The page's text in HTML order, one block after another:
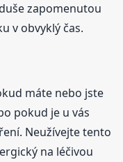
zapomenutou
v obvyklý čas.
máte nebo jste
pokud je u vás
Neužívejte tento
na léčivou